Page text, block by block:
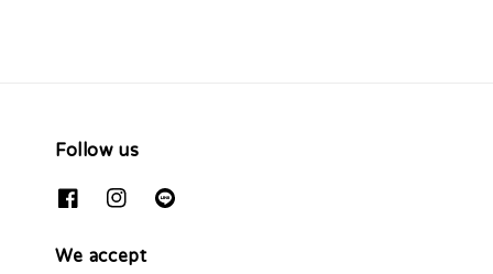
Follow us
We accept